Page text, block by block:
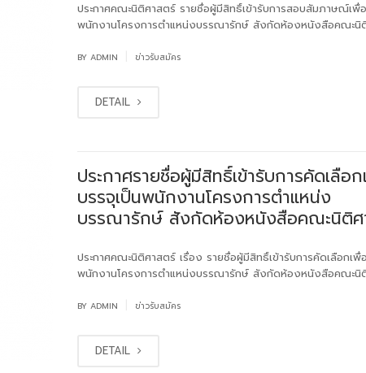
ประกาศคณะนิติศาสตร์ รายชื่อผู้มีสิทธิ์เข้ารับการสอบสัมภาษณ์เพื่
พนักงานโครงการตำแหน่งบรรณารักษ์ สังกัดห้องหนังสือคณะนิ
BY ADMIN ข่าวรับสมัคร
DETAIL
ประกาศรายชื่อผู้มีสิทธิ์เข้ารับการคัดเลือ
บรรจุเป็นพนักงานโครงการตำแหน่ง
บรรณารักษ์ สังกัดห้องหนังสือคณะนิติศ
ประกาศคณะนิติศาสตร์ เรื่อง รายชื่อผู้มีสิทธิ์เข้ารับการคัดเลือกเพื่
พนักงานโครงการตำแหน่งบรรณารักษ์ สังกัดห้องหนังสือคณะนิ
BY ADMIN ข่าวรับสมัคร
DETAIL